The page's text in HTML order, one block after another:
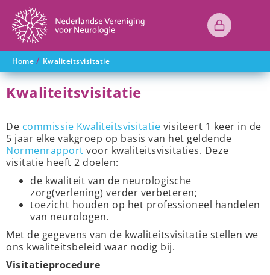
Home / Kwaliteitsvisitatie
Kwaliteitsvisitatie
De commissie Kwaliteitsvisitatie visiteert 1 keer in de
5 jaar elke vakgroep op basis van het geldende
Normenrapport voor kwaliteitsvisitaties. Deze
visitatie heeft 2 doelen:
de kwaliteit van de neurologische
zorg(verlening) verder verbeteren;
toezicht houden op het professioneel handelen
van neurologen.
Met de gegevens van de kwaliteitsvisitatie stellen we
ons kwaliteitsbeleid waar nodig bij.
Visitatieprocedure